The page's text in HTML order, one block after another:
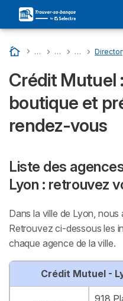
Accueil
… Liste Des Banques En
… CRÉDIT
… Directory
…
Crédit Mutuel
boutique et
rendez-vous
Liste des
Lyon : retrouvez
Dans la ville de Lyon,
Retrouvez ci-dessous les
chaque agence de la ville.
Crédit Mutuel -
918